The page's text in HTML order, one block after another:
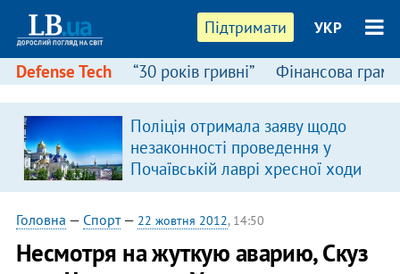
Підтримати УКР
Defense Tech “30 років гривні” Фінансова
Поліція отримала заяву щодо
незаконності проведення у
Почаївській лаврі хресної ходи
Головна — Спорт— 22 жовтня 2012, 14:50
Несмотря на жуткую аварию, Скуз